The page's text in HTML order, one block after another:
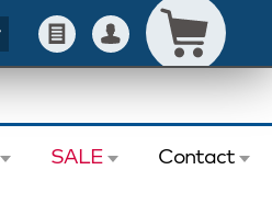
SALE Contact